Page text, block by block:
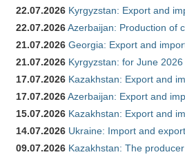
22.07.2026 Kyrgyzstan: Export and
22.07.2026Azerbaijan: Production of
21.07.2026 Georgia: Export and
21.07.2026 Kyrgyzstan: for June
17.07.2026 Kazakhstan: Export and
17.07.2026Azerbaijan: Export and
15.07.2026 Kazakhstan: Export and
14.07.2026 Ukraine: Import and
09.07.2026 Kazakhstan: The